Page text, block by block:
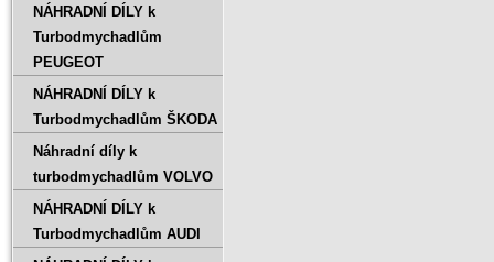
NÁHRADNÍ DÍLY k
Turbodmychadlům
PEUGEOT
NÁHRADNÍ DÍLY k
Turbodmychadlům ŠKODA
Náhradní díly k
turbodmychadlům VOLVO
NÁHRADNÍ DÍLY k
Turbodmychadlům AUDI